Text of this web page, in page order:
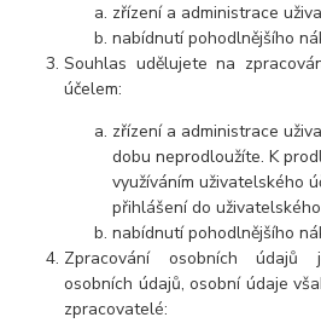
zřízení a administrace
nabídnutí pohodlnějšího
Souhlas udělujete na
účelem:
zřízení a administrace
dobu neprodloužíte. K
využíváním uživatelského
přihlášení do
nabídnutí pohodlnějšího
Zpracování osobních údajů
osobních údajů, osobní údaje
zpracovatelé: